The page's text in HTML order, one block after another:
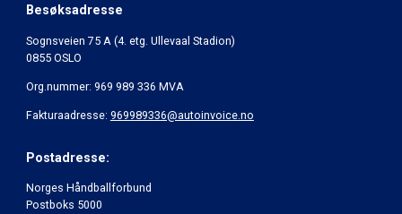
Besøksadresse
Sognsveien 75 A (4. etg. Ullevaal Stadion)
0855 OSLO
Org.nummer: 969 989 336 MVA
Fakturaadresse: 969989336@autoinvoice.no
Postadresse:
Norges Håndballforbund
Postboks 5000